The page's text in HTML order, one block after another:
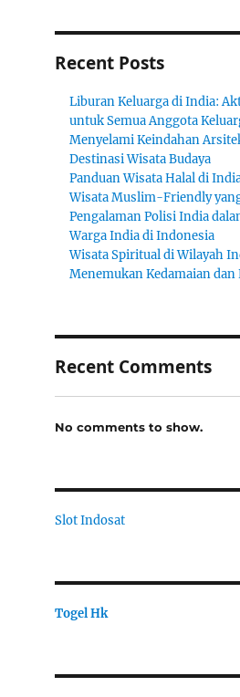
Recent Posts
Liburan Keluarga di India:
untuk Semua Anggota
Menyelami Keindahan
Destinasi Wisata Budaya
Panduan Wisata Halal di
Wisata Muslim-Friendly
Pengalaman Polisi India
Warga India di Indonesia
Wisata Spiritual di Wilayah
Menemukan Kedamaian dan
Recent Comments
No comments to show.
Slot Indosat
Togel Hk